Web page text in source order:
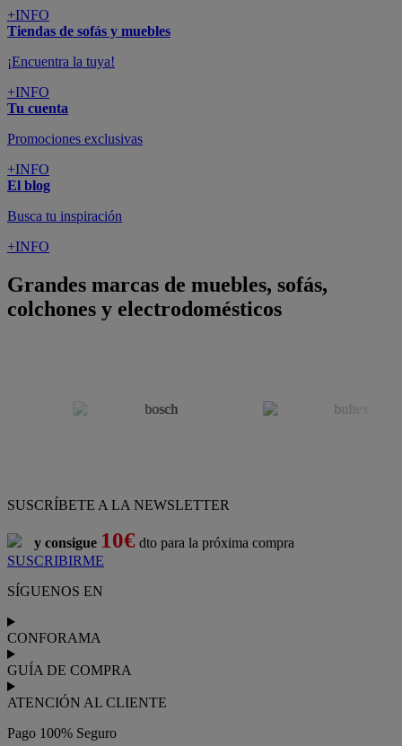
+INFO
Tiendas de sofás y muebles
¡Encuentra la tuya!
+INFO
Tu cuenta
Promociones exclusivas
+INFO
El blog
Busca tu inspiración
+INFO
Grandes marcas de muebles, sofás,
colchones y electrodomésticos
SUSCRÍBETE A LA NEWSLETTER
y consigue 10€ dto para la próxima compra
SUSCRIBIRME
SÍGUENOS EN
CONFORAMA
GUÍA DE COMPRA
ATENCIÓN AL CLIENTE
Pago 100% Seguro